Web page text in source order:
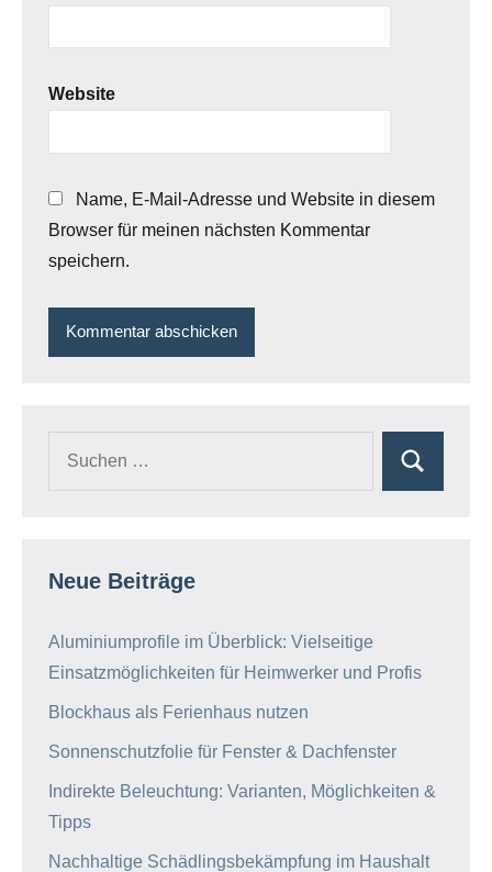
Website
Name, E-Mail-Adresse und Website in diesem
Browser für meinen nächsten Kommentar
speichern.
Neue Beiträge
Aluminiumprofile im Überblick: Vielseitige
Einsatzmöglichkeiten für Heimwerker und Profis
Blockhaus als Ferienhaus nutzen
Sonnenschutzfolie für Fenster & Dachfenster
Indirekte Beleuchtung: Varianten, Möglichkeiten &
Tipps
Nachhaltige Schädlingsbekämpfung im Haushalt